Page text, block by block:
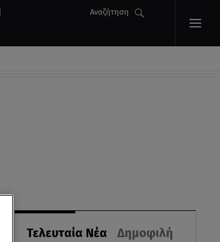
Αναζήτηση
Τελευταία Νέα Δημοφιλή